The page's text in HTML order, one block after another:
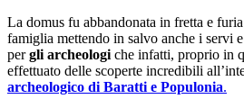
La domus fu abbandonata in fretta e
famiglia mettendo in salvo anche i servi
pergli archeologi che infatti, proprio in
effettuato delle scoperte incredibili
archeologico di Baratti e Populonia.